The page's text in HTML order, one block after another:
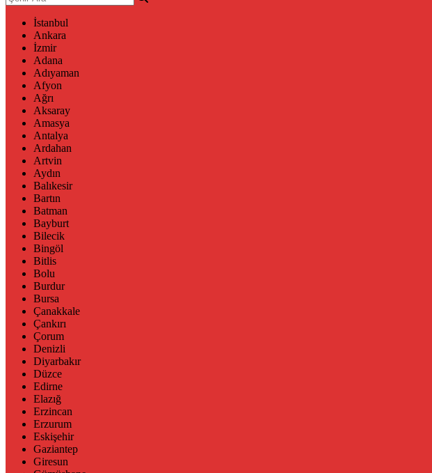
İstanbul
Ankara
İzmir
Adana
Adıyaman
Afyon
Ağrı
Aksaray
Amasya
Antalya
Ardahan
Artvin
Aydın
Balıkesir
Bartın
Batman
Bayburt
Bilecik
Bingöl
Bitlis
Bolu
Burdur
Bursa
Çanakkale
Çankırı
Çorum
Denizli
Diyarbakır
Düzce
Edirne
Elazığ
Erzincan
Erzurum
Eskişehir
Gaziantep
Giresun